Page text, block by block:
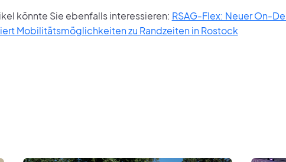
könnte Sie ebenfalls interessieren: RSAG-Flex: Neuer On-
Mobilitätsmöglichkeiten zu Randzeiten in Rostock